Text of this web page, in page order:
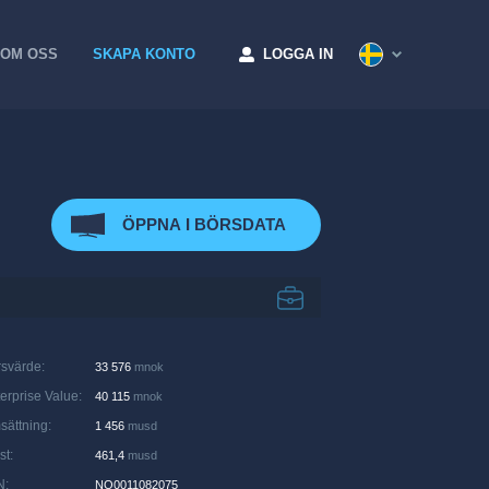
OM OSS SKAPA KONTO LOGGA IN
ÖPPNA I BÖRSDATA
: 33 576 mnok
Value: 40 115 mnok
: 1 456 musd
: 461,4 musd
: NO0011082075